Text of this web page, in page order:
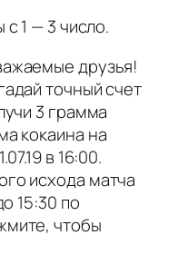
1 — 3 число.
друзья!
точный счет
3 грамма
кокаина на
в 16:00.
исхода матча
15:30 по
чтобы